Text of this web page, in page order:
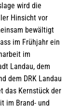
wird die
Hinsicht vor
bewältigt
im Frühjahr ein
im
Landau, dem
dem DRK Landau
das Kernstück der
im Brand- und